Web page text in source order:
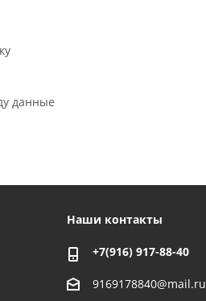
данные
Наши контакты
+7(916) 917-88-40
9169178840@mail.ru